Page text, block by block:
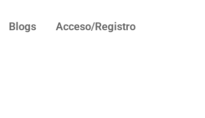
Blogs Acceso/Registro